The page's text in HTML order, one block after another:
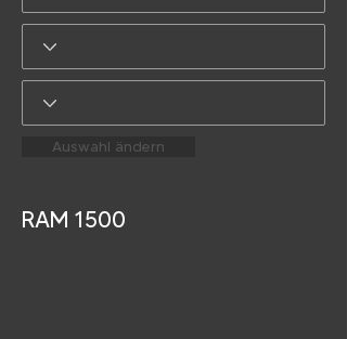
Auswahl ändern
RAM 1500